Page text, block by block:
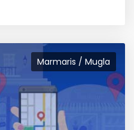
Marmaris / Mugla